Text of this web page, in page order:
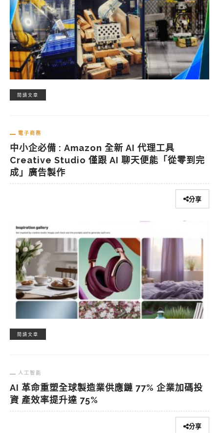
閱讀文章
電子商務
中小企必備 : Amazon 全新 AI 代理工具
Creative Studio 僅跟 AI 聊天便能「從零到完
成」廣告製作
分享
閱讀文章
人工智能
AI 革命重塑全球製造業供應鏈 77% 企業加碼投
資 產效率提升達 75%
分享